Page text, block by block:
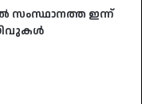
സംസ്ഥാനത്ത ഇന്ന്